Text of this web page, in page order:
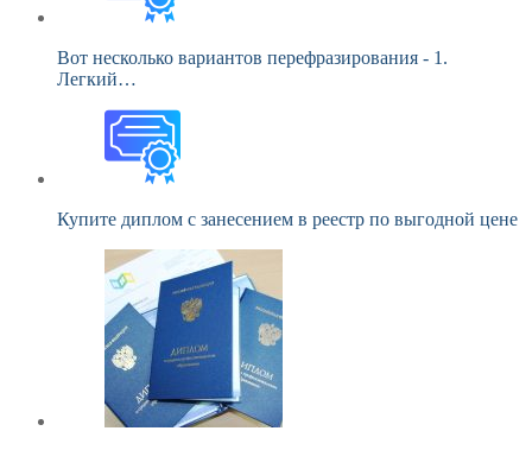
Вот несколько вариантов перефразирования - 1.
Легкий…
Купите диплом с занесением в реестр по выгодной цене